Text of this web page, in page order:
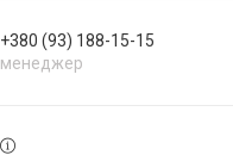
+380 (93) 188-15-15
менеджер